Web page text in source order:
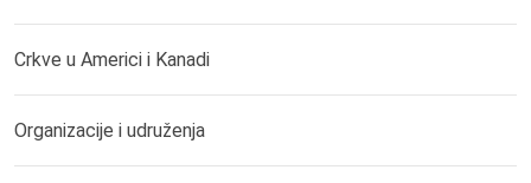
Crkve u Americi i Kanadi
Organizacije i udruženja